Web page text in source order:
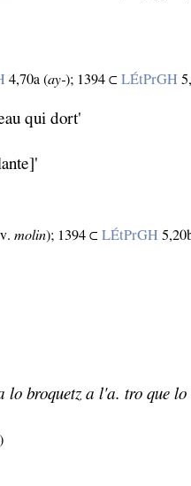
4,70a (ay‑); 1394 ⊂LÉtPrGH
qui dort'
v.molin); 1394 ⊂LÉtPrGH
broquetz a l'a. tro que
)